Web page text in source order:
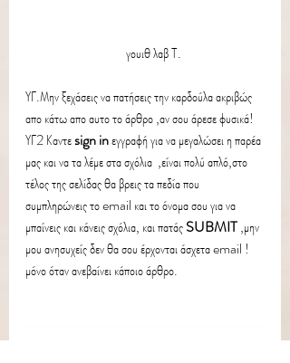
                                     γουιθ λαβ Τ.
ΥΓ.Μην ξεχάσεις να πατήσεις την καρδούλα ακριβώς
απο κάτω απο αυτο το άρθρο ,αν σου άρεσε φυσικά!
ΥΓ2 Καντε sign in εγγραφή για να μεγαλώσει η παρέα
μας και να τα λέμε στα σχόλια  ,είναι πολύ απλό,στο
τέλος της σελίδας θα βρεις τα πεδία που
συμπληρώνεις το email και το όνομα σου για να
μπαίνεις και κάνεις σχόλια, και πατάς SUBMIT ,μην
μου ανησυχείς δεν θα σου έρχονται άσχετα email !
μόνο όταν ανεβαίνει κάποιο άρθρο.